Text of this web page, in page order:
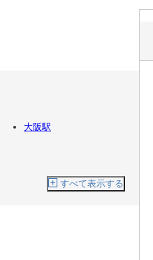
大阪駅
すべて表示する